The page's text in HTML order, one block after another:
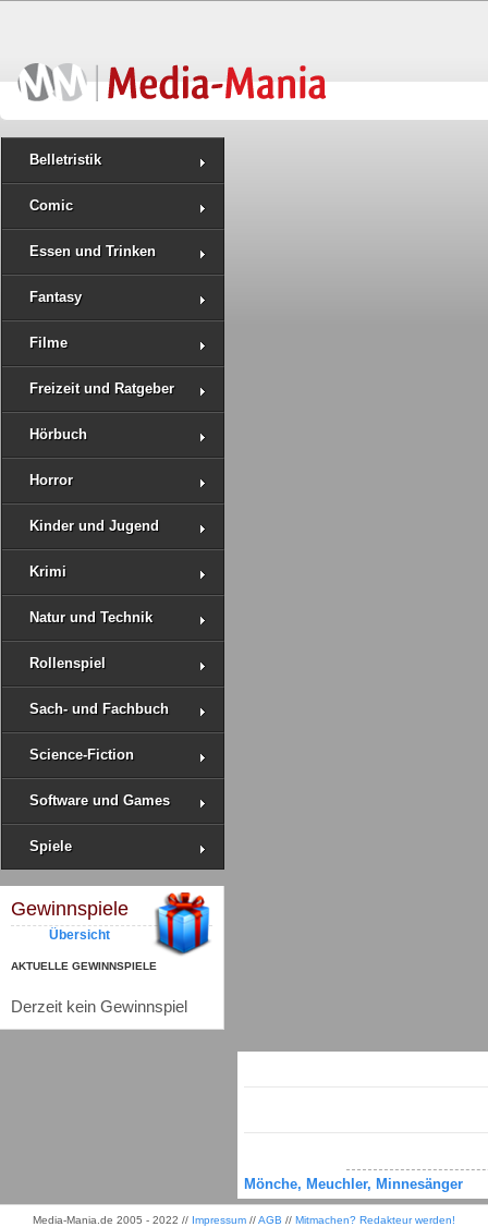
Belletristik
Comic
Essen und Trinken
Fantasy
Filme
Freizeit und Ratgeber
Hörbuch
Horror
Kinder und Jugend
Krimi
Natur und Technik
Rollenspiel
Sach- und Fachbuch
Science-Fiction
Software und Games
Spiele
Gewinnspiele
Übersicht
AKTUELLE GEWINNSPIELE
Derzeit kein Gewinnspiel
Mönche, Meuchler, Minnesänger
Media-Mania.de 2005 - 2022 // Impressum //AGB // Mitmachen? Redakteur werden!